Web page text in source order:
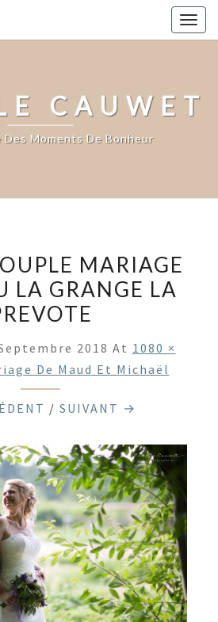
CAUWET
Des Moments De Bonheur
MARIAGE
LA GRANGE LA
2018 At 1080 ×
De Maud Et Michaël
/ SUIVANT →